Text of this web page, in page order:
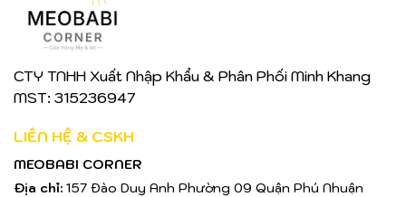
CTY TNHH Xuất Nhập Khẩu & Phân Phối Minh Khang
MST: 315236947
LIÊN HỆ & CSKH
MEOBABI CORNER
Địa chỉ: 157 Đào Duy Anh Phường 09 Quận Phú Nhuận